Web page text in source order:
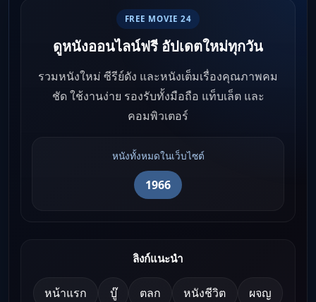
FREE MOVIE 24
ดูหนังออนไลน์ฟรี อัปเดตใหม่ทุกวัน
รวมหนังใหม่ ซีรีย์ดัง และหนังเต็มเรื่องคุณภาพคม
ชัด ใช้งานง่าย รองรับทั้งมือถือ แท็บเล็ต และ
คอมพิวเตอร์
หนังทั้งหมดในเว็บไซต์
1966
ลิงก์แนะนำ
หน้าแรก บู๊ ตลก หนังชีวิต ผจญ